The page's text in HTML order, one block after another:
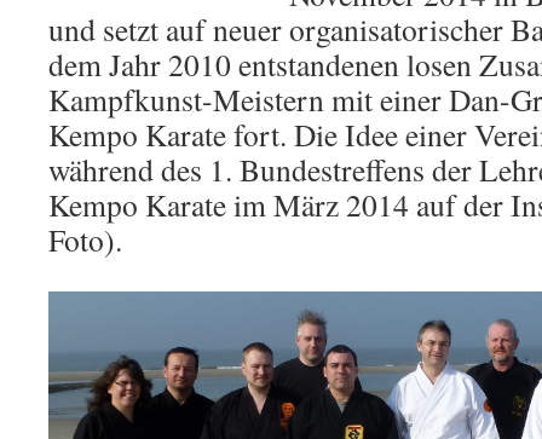
und setzt auf neuer organisatorischer
dem Jahr 2010 entstandenen losen
Kampfkunst-Meistern mit einer Dan-
Kempo Karate fort. Die Idee einer
während des 1. Bundestreffens der
Kempo Karate im März 2014 auf der
Foto).